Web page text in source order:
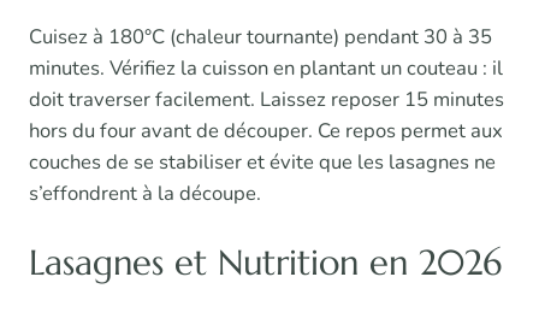
Cuisez à 180°C (chaleur tournante) pendant 30 à 35
minutes. Vérifiez la cuisson en plantant un couteau : il
doit traverser facilement. Laissez reposer 15 minutes
hors du four avant de découper. Ce repos permet aux
couches de se stabiliser et évite que les lasagnes ne
s’effondrent à la découpe.
Lasagnes et Nutrition en 2026